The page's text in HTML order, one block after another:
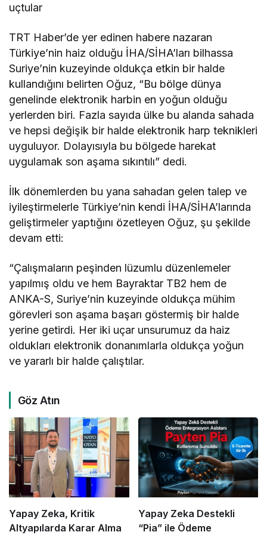
uçtular
TRT Haber’de yer edinen habere nazaran
Türkiye’nin haiz olduğu İHA/SİHA’ları bilhassa
Suriye’nin kuzeyinde oldukça etkin bir halde
kullandığını belirten Oğuz, “Bu bölge dünya
genelinde elektronik harbin en yoğun olduğu
yerlerden biri. Fazla sayıda ülke bu alanda sahada
ve hepsi değişik bir halde elektronik harp teknikleri
uyguluyor. Dolayısıyla bu bölgede harekat
uygulamak son aşama sıkıntılı” dedi.
İlk dönemlerden bu yana sahadan gelen talep ve
iyileştirmelerle Türkiye’nin kendi İHA/SİHA’larında
geliştirmeler yaptığını özetleyen Oğuz, şu şekilde
devam etti:
“Çalışmaların peşinden lüzumlu düzenlemeler
yapılmış oldu ve hem Bayraktar TB2 hem de
ANKA-S, Suriye’nin kuzeyinde oldukça mühim
görevleri son aşama başarı göstermiş bir halde
yerine getirdi. Her iki uçar unsurumuz da haiz
oldukları elektronik donanımlarla oldukça yoğun
ve yararlı bir halde çalıştılar.
Göz Atın
Yapay Zeka, Kritik
Altyapılarda Karar Alma
Yapay Zeka Destekli
“Pia” ile Ödeme